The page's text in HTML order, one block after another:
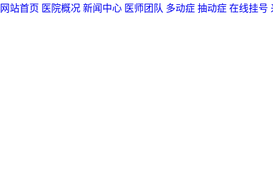
网站首页 医院概况 新闻中心 医师团队 多动症 抽动症 在线挂号